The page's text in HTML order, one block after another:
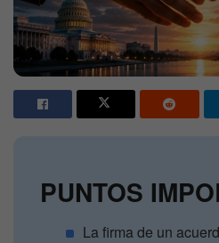
PUNTOS
La firma de un